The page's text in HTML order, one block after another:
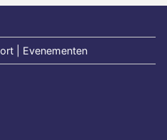
| Evenementen